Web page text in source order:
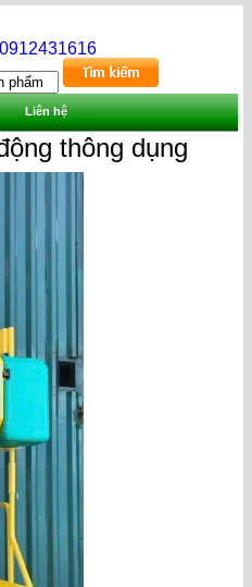
Liên hệ
thông dụng